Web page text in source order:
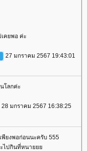
คยพอ ค่ะ
27 มกราคม 2567 19:43:01
โลกค่ะ
28 มกราคม 2567 16:38:25
พียงพอก่อนนะครับ 555
จะไปกินที่หนา